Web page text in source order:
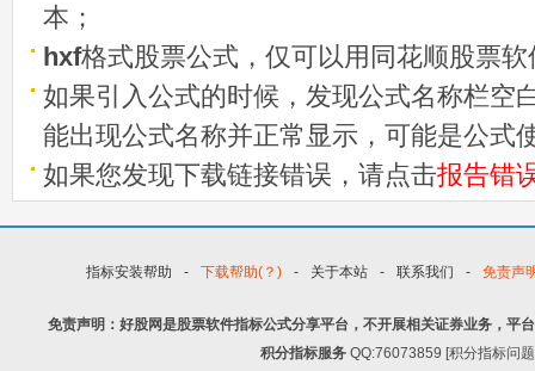
本；
hxf格式股票公式，仅可以用同花顺股票
如果引入公式的时候，发现公式名称栏空
能出现公式名称并正常显示，可能是公式
如果您发现下载链接错误，请点击报告错
指标安装帮助 - 下载帮助(？) - 关于本站 - 联系我们 - 免责声
免责声明：好股网是股票软件指标公式分享平台，不开展相关证券业务，平
积分指标服务 QQ:76073859 [积分指标问